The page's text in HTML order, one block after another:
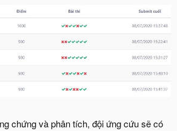
chứng và phân tích, đội ứng cứu sẽ có